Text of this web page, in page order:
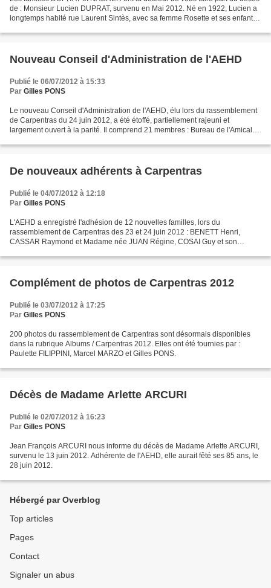
de : Monsieur Lucien DUPRAT, survenu en Mai 2012. Né en 1922, Lucien a
longtemps habité rue Laurent Sintès, avec sa femme Rosette et ses enfants
Nouveau Conseil d'Administration de l'AEHD
Publié le 06/07/2012 à 15:33
Par Gilles PONS
Le nouveau Conseil d'Administration de l'AEHD, élu lors du rassemblement
de Carpentras du 24 juin 2012, a été étoffé, partiellement rajeuni et
largement ouvert à la parité. Il comprend 21 membres : Bureau de l'Amicale :
De nouveaux adhérents à Carpentras
Publié le 04/07/2012 à 12:18
Par Gilles PONS
L'AEHD a enregistré l'adhésion de 12 nouvelles familles, lors du
rassemblement de Carpentras des 23 et 24 juin 2012 : BENETT Henri,
CASSAR Raymond et Madame née JUAN Régine, COSAI Guy et son
Complément de photos de Carpentras 2012
Publié le 03/07/2012 à 17:25
Par Gilles PONS
200 photos du rassemblement de Carpentras sont désormais disponibles
dans la rubrique Albums / Carpentras 2012. Elles ont été fournies par :
Paulette FILIPPINI, Marcel MARZO et Gilles PONS.
Décès de Madame Arlette ARCURI
Publié le 02/07/2012 à 16:23
Par Gilles PONS
Jean François ARCURI nous informe du décès de Madame Arlette ARCURI,
survenu le 13 juin 2012. Adhérente de l'AEHD, elle aurait fêté ses 85 ans, le
28 juin 2012.
Hébergé par Overblog
Top articles
Pages
Contact
Signaler un abus